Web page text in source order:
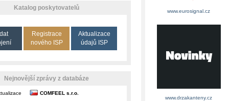
Katalog poskytovatelů
Registrace
nového ISP
Aktualizace
údajů ISP
Nejnovější zprávy z databáze
COMFEEL s.r.o.
www.eurosignal.cz
www.drzakanteny.cz